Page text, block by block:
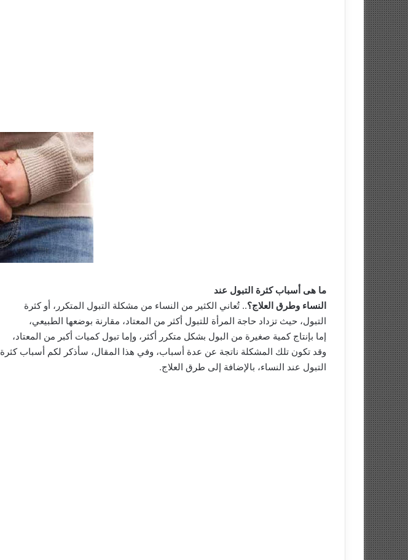
ما هى أسباب كثرة التبول عند
النساء وطرق العلاج؟.. تُعاني الكثير من النساء من مشكلة التبول المتكرر، أو كثرة
التبول، حيث تزداد حاجة المرأة للتبول أكثر من المعتاد، مقارنة بوضعها الطبيعي،
إما بإنتاج كمية صغيرة من البول بشكل متكرر أكثر، وإما تبول كميات أكبر من المعتاد،
وقد تكون تلك المشكلة ناتجة عن عدة أسباب، وفي هذا المقال، سأذكر لكم أسباب كثرة
التبول عند النساء، بالإضافة إلى طرق العلاج.